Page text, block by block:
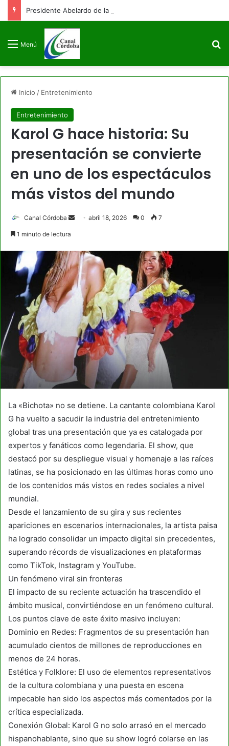
Menú
Inicio / Entretenimiento
Entretenimiento
Karol G hace historia: Su
presentación se convierte
en uno de los espectáculos
más vistos del mundo
Canal Córdoba
Sendabril 18, 2026 0 7
1 minuto de lectura
La «Bichota» no se detiene. La cantante colombiana Karol
G ha vuelto a sacudir la industria del entretenimiento
global tras una presentación que ya es catalogada por
expertos y fanáticos como legendaria. El show, que
destacó por su despliegue visual y homenaje a las raíces
latinas, se ha posicionado en las últimas horas como uno
de los contenidos más vistos en redes sociales a nivel
mundial.
Desde el lanzamiento de su gira y sus recientes
apariciones en escenarios internacionales, la artista paisa
ha logrado consolidar un impacto digital sin precedentes,
superando récords de visualizaciones en plataformas
como TikTok, Instagram y YouTube.
Un fenómeno viral sin fronteras
El impacto de su reciente actuación ha trascendido el
ámbito musical, convirtiéndose en un fenómeno cultural.
Los puntos clave de este éxito masivo incluyen:
Dominio en Redes: Fragmentos de su presentación han
acumulado cientos de millones de reproducciones en
menos de 24 horas.
Estética y Folklore: El uso de elementos representativos
de la cultura colombiana y una puesta en escena
impecable han sido los aspectos más comentados por la
crítica especializada.
Conexión Global: Karol G no solo arrasó en el mercado
hispanohablante, sino que su show logró colarse en las